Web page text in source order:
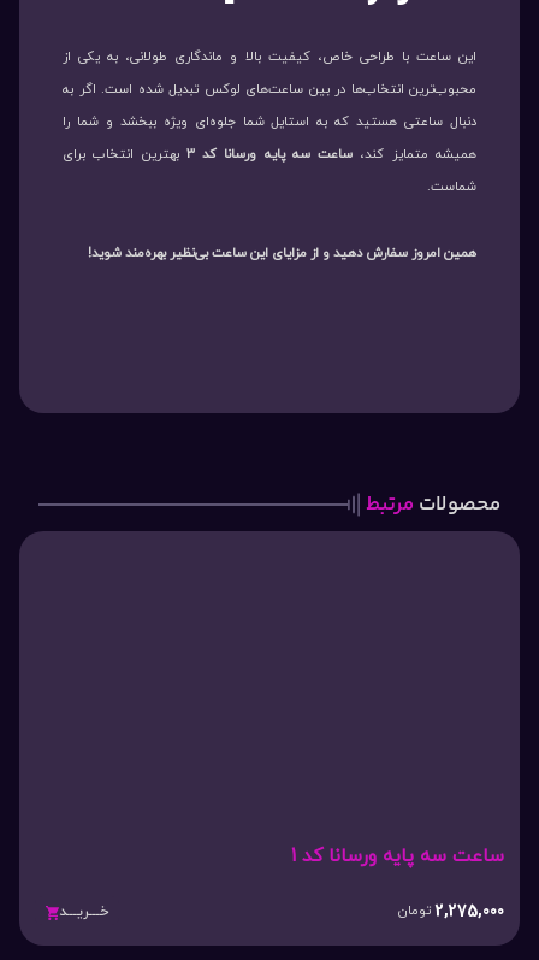
این ساعت با طراحی خاص، کیفیت بالا و ماندگاری طولانی، به یکی از
محبوب‌ترین انتخاب‌ها در بین ساعت‌های لوکس تبدیل شده است. اگر به
دنبال ساعتی هستید که به استایل شما جلوه‌ای ویژه ببخشد و شما را
همیشه متمایز کند، ساعت سه پایه ورسانا کد ۳
بهترین انتخاب برای
شماست.
همین امروز سفارش دهید و از مزایای این ساعت بی‌نظیر بهره‌مند شوید!
محصولات مرتبط
ساعت سه پایه ورسانا کد 1
2,275,000 تومان خـــریـــد